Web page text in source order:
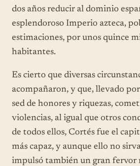
dos años reducir al dominio
esplendoroso Imperio azteca,
estimaciones, por unos quince
habitantes.
Es cierto que diversas
acompañaron, y que, llevado
sed de honores y riquezas,
violencias, al igual que otros
de todos ellos, Cortés fue el
más capaz, y aunque ello no
impulsó también un gran fervor